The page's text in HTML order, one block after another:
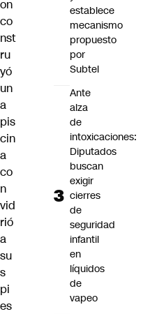
on
co
nst
ru
yó
un
a
pis
cin
a
co
n
vid
rió
a
su
s
pi
es
establece
mecanismo
propuesto
por
Subtel
Ante
alza
de
intoxicaciones:
Diputados
buscan
exigir
cierres
de
seguridad
infantil
en
líquidos
de
vapeo